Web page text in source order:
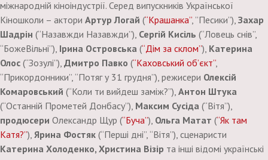
міжнародній кіноіндустрії. Серед випускників Української
Кіношколи – актори Артур Логай (“Крашанка”, ”Песики”), Захар
Шадрін (“Назавжди Назавжди”), Сергій Кисіль (“Ловець снів”,
“БожеВільні”), Ірина Островська (“Дім за склом”), Катерина
Олос (“Зозулі”), Дмитро Павко (“Каховський об’єкт”,
“Прикордонники”, “Потяг у 31 грудня”), режисери Олексій
Комаровський (“Коли ти вийдеш заміж?”), Антон Штука
(“Останній Прометей Донбасу”), Максим Сусіда (“Вітя”),
продюсери Олександр Щур (“Буча”), Ольга Матат (“Як там
Катя?”), Ярина Фостяк (“Перші дні”, “Вітя”), сценаристи
Катерина Холоденко, Христина Візір та інші відомі українські